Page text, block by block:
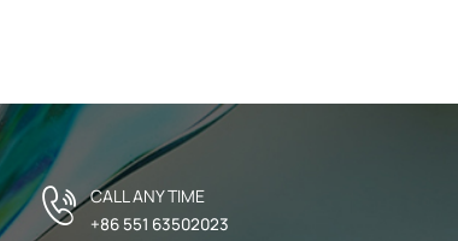
CALL ANY TIME
+86 551 63502023